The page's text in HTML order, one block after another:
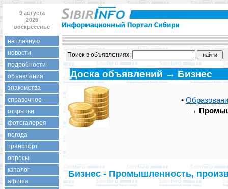
9 августа
2026
воскресенье
на главную
новости
подробности
объявления
знакомства
справочное
открытки
фотогалерея
погода
транспорт
опросы
каталог
афиша
Поиск в объявлениях:
Доска объявлений → Бизнес
•
→
Бизнес - Промышленность,